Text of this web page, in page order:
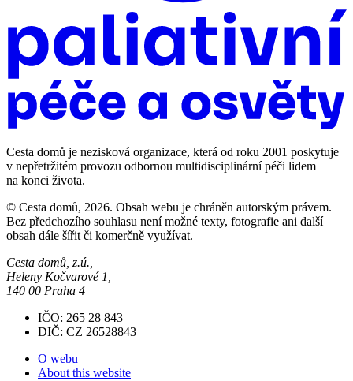
Cesta domů je nezisková organizace, která od roku 2001 poskytuje
v nepřetržitém provozu odbornou multidisciplinární péči lidem
na konci života.
© Cesta domů, 2026. Obsah webu je chráněn autorským právem.
Bez předchozího souhlasu není možné texty, fotografie ani další
obsah dále šířit či komerčně využívat.
Cesta domů, z.ú.,
Heleny Kočvarové 1,
140 00 Praha 4
IČO: 265 28 843
DIČ: CZ 26528843
O webu
About this website